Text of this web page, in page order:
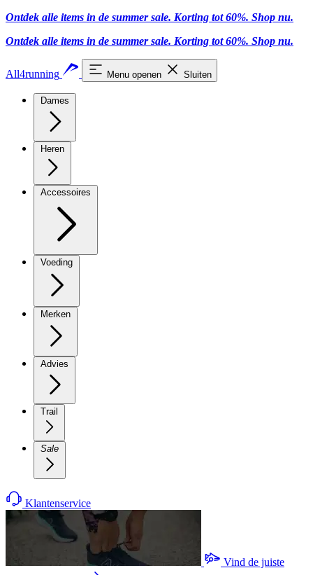
Ontdek alle items in de summer sale. Korting tot 60%. Shop nu.
Ontdek alle items in de summer sale. Korting tot 60%. Shop nu.
All4running Menu openen Sluiten
Dames
Heren
Accessoires
Voeding
Merken
Advies
Trail
Sale
Klantenservice
Vind de juiste